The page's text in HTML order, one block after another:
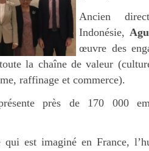
Ancien
Indonésie,
œuvre des
la chaîne de valeur
raffinage et commerce).
près de 170 000
qui est imaginé en France,